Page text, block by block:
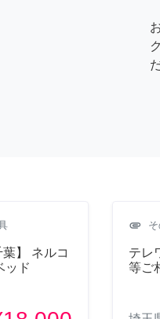
葉】 ネルコ
ッド
attachment
テレ
等ご